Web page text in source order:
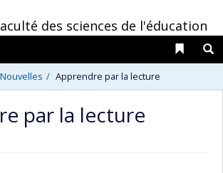
des sciences de l'éducation
Liens
Nouvelles Apprendre par la lecture
par la lecture